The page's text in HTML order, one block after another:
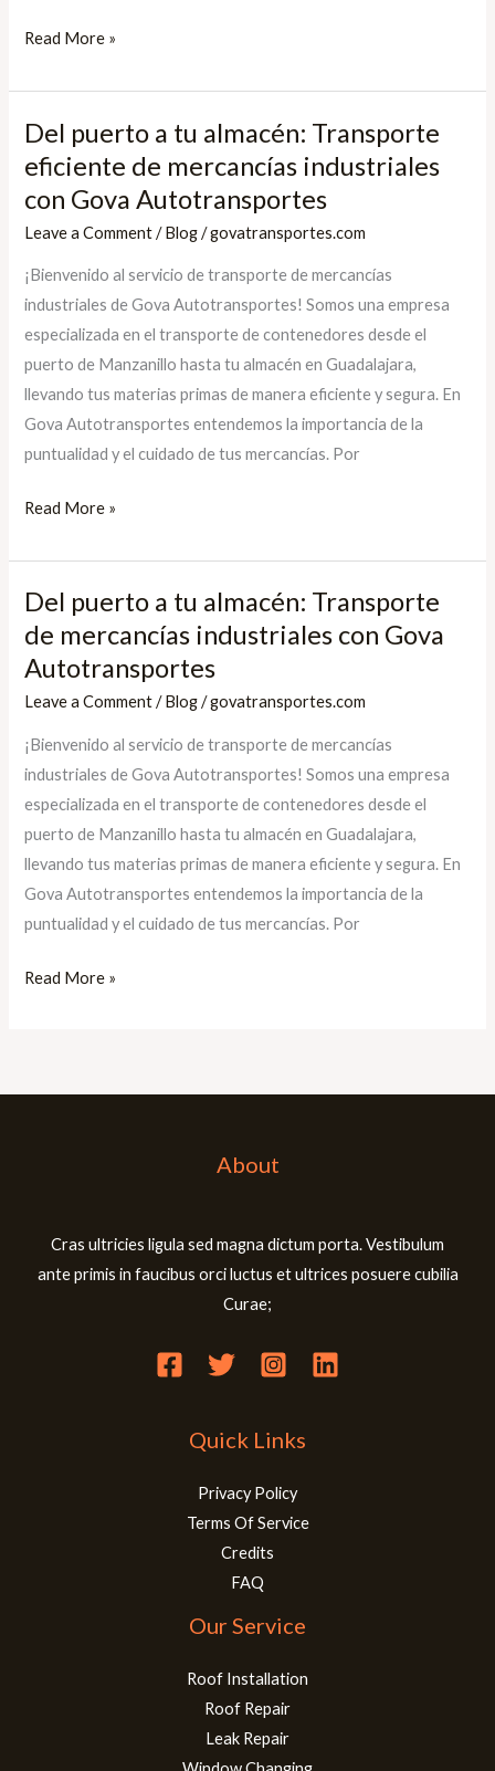
Autotransportes
Read More »
Del puerto a tu almacén: Transporte
eficiente de mercancías industriales
con Gova Autotransportes
Leave a Comment /Blog/govatransportes.com
¡Bienvenido al servicio de transporte de mercancías
industriales de Gova Autotransportes! Somos una empresa
especializada en el transporte de contenedores desde el
puerto de Manzanillo hasta tu almacén en Guadalajara,
llevando tus materias primas de manera eficiente y segura. En
Gova Autotransportes entendemos la importancia de la
puntualidad y el cuidado de tus mercancías. Por
Del
puerto
Transporte
eficiente
de
mercancías
industriales
con
Gova
Read More »
Del puerto a tu almacén: Transporte
de mercancías industriales con Gova
Autotransportes
Leave a Comment /Blog/govatransportes.com
¡Bienvenido al servicio de transporte de mercancías
industriales de Gova Autotransportes! Somos una empresa
especializada en el transporte de contenedores desde el
puerto de Manzanillo hasta tu almacén en Guadalajara,
llevando tus materias primas de manera eficiente y segura. En
Gova Autotransportes entendemos la importancia de la
puntualidad y el cuidado de tus mercancías. Por
Del
puerto
a
Transporte
de
mercancías
industriales
con
Gova
Autotransportes
Read More »
About
Cras ultricies ligula sed magna dictum porta. Vestibulum
ante primis in faucibus orci luctus et ultrices posuere cubilia
Curae;
Quick Links
Privacy Policy
Terms Of Service
Credits
FAQ
Our Service
Roof Installation
Roof Repair
Leak Repair